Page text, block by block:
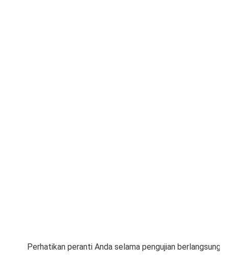
Perhatikan peranti Anda selama pengujian berlangsung.